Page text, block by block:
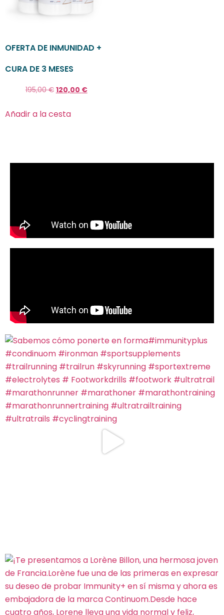
OFERTA DE INMUNIDAD +
CURA DE 3 MESES
195,00€ 120,00 €
Añadir a la cesta